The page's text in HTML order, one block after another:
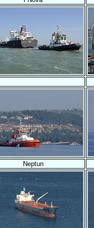
Neptun